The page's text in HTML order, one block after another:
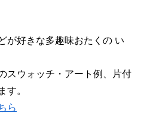
が好きな多趣味おたくの い
スウォッチ・アート例、片付
す。
ら